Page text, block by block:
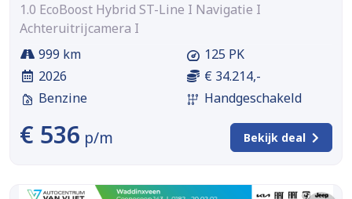
1.0 EcoBoost Hybrid ST-Line I Navigatie I
Achteruitrijcamera I
999 km
2026
Benzine
125 PK
€ 34.214,-
Handgeschakeld
€ 536 p/m Bekijk deal